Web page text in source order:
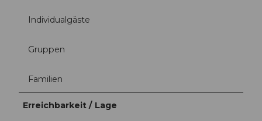
Individualgäste
Gruppen
Familien
Erreichbarkeit / Lage